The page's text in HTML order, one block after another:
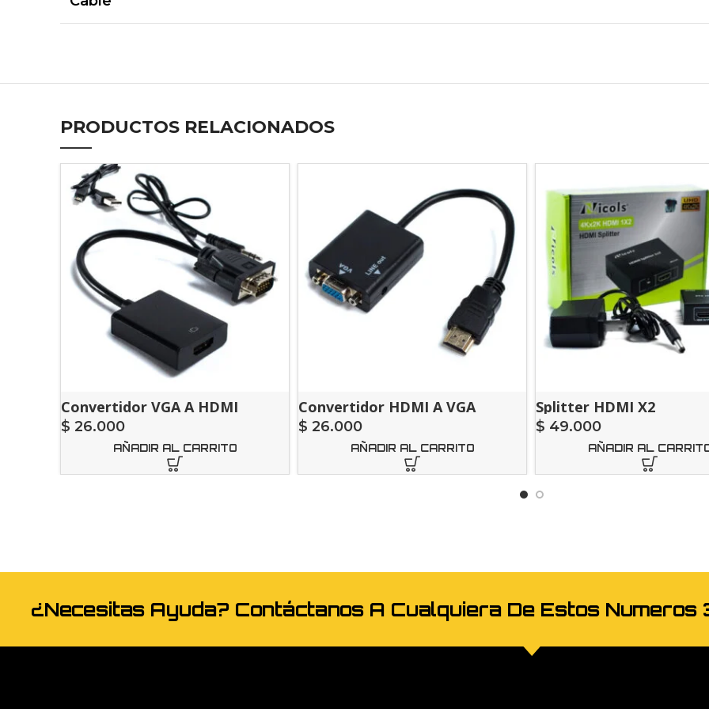
PRODUCTOS RELACIONADOS
Convertidor VGA A HDMI
$ 26.000
AÑADIR AL CARRITO
Convertidor HDMI A VGA
$ 26.000
AÑADIR AL CARRITO
Splitter HDMI X2
$ 49.000
AÑADIR AL
¿Necesitas Ayuda? Contáctanos A Cualquiera De Estos